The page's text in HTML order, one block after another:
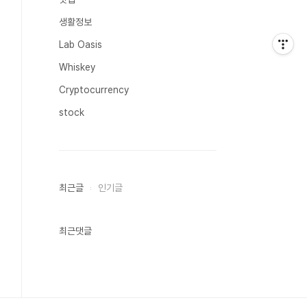
생활정보
Lab Oasis
Whiskey
Cryptocurrency
stock
최근글 인기글
최근댓글